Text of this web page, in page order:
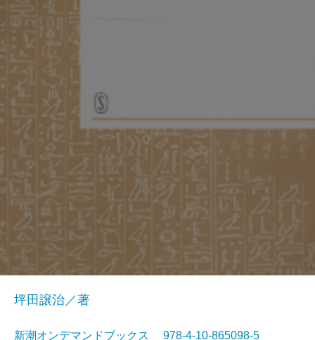
坪田譲治／著
新潮オンデマンドブックス 978-4-10-865098-5